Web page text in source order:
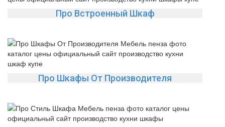
Про Встроенный Шкаф
Про Шкафы От Производителя